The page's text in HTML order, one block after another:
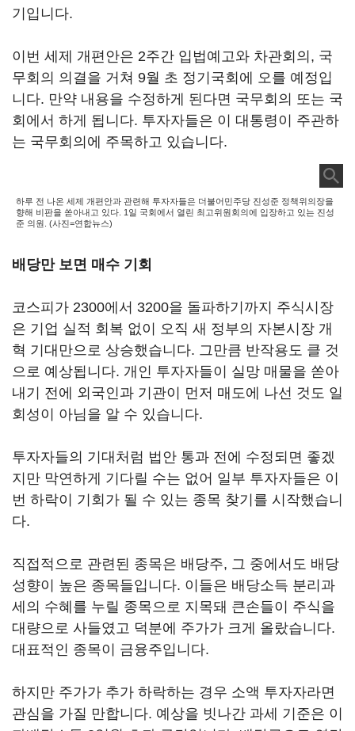
기입니다.
이번 세제 개편안은 2주간 입법예고와 차관회의, 국
무회의 의결을 거쳐 9월 초 정기국회에 오를 예정입
니다. 만약 내용을 수정하게 된다면 국무회의 또는 국
회에서 하게 됩니다. 투자자들은 이 대통령이 주관하
는 국무회의에 주목하고 있습니다.
하루 전 나온 세제 개편안과 관련해 투자자들은 더불어민주당 진성준 정책위의장을
향해 비판을 쏟아내고 있다. 1일 국회에서 열린 최고위원회의에 입장하고 있는 진성
준 의원. (사진=연합뉴스)
배당만 보면 매수 기회
코스피가 2300에서 3200을 돌파하기까지 주식시장
은 기업 실적 회복 없이 오직 새 정부의 자본시장 개
혁 기대만으로 상승했습니다. 그만큼 반작용도 클 것
으로 예상됩니다. 개인 투자자들이 실망 매물을 쏟아
내기 전에 외국인과 기관이 먼저 매도에 나선 것도 일
회성이 아님을 알 수 있습니다.
투자자들의 기대처럼 법안 통과 전에 수정되면 좋겠
지만 막연하게 기다릴 수는 없어 일부 투자자들은 이
번 하락이 기회가 될 수 있는 종목 찾기를 시작했습니
다.
직접적으로 관련된 종목은 배당주, 그 중에서도 배당
성향이 높은 종목들입니다. 이들은 배당소득 분리과
세의 수혜를 누릴 종목으로 지목돼 큰손들이 주식을
대량으로 사들였고 덕분에 주가가 크게 올랐습니다.
대표적인 종목이 금융주입니다.
하지만 주가가 추가 하락하는 경우 소액 투자자라면
관심을 가질 만합니다. 예상을 빗나간 과세 기준은 이